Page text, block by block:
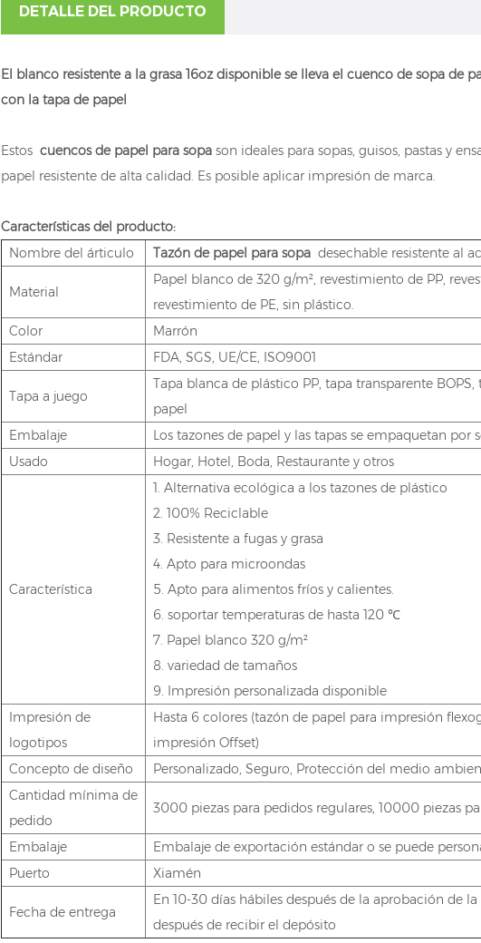
DETALLE DEL PRODUCTO
El blanco resistente a la grasa 16oz disponible se lleva el cuenco de sopa de
con la tapa de papel
Estos cuencos de papel para sopason ideales para sopas, guisos, pastas y
papel resistente de alta calidad. Es posible aplicar impresión de marca.
Características del producto:
Nombre del árticulo
Tazón de papel para sopa desechable resistente al
Material
Papel blanco de 320 g/m², revestimiento de PP,
revestimiento de PE, sin plástico.
Color
Marrón
Estándar
FDA, SGS, UE/CE, ISO9001
Tapa a juego
Tapa blanca de plástico PP, tapa transparente
papel
Embalaje
Los tazones de papel y las tapas se empaquetan por
Usado
Hogar, Hotel, Boda, Restaurante y otros
Característica
1. Alternativa ecológica a los tazones de plástico
2. 100% Reciclable
3. Resistente a fugas y grasa
4. Apto para microondas
5. Apto para alimentos fríos y calientes.
6. soportar temperaturas de hasta 120 ℃
7. Papel blanco 320 g/m²
8. variedad de tamaños
9. Impresión personalizada disponible
Impresión de
logotipos
Hasta 6 colores (tazón de papel para impresión
impresión Offset)
Concepto de diseño
Personalizado, Seguro, Protección del medio
Cantidad mínima de
pedido
3000 piezas para pedidos regulares, 10000 piezas
Embalaje
Embalaje de exportación estándar o se puede
Puerto
Xiamén
Fecha de entrega
En 10-30 días hábiles después de la aprobación de
después de recibir el depósito